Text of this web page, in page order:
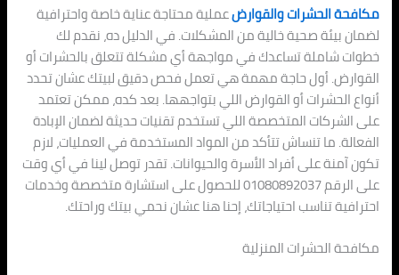
مكافحة الحشرات والقوارضعملية محتاجة عناية خاصة واحترافية
لضمان بيئة صحية خالية من المشكلات. في الدليل ده، نقدم لك
خطوات شاملة تساعدك في مواجهة أي مشكلة تتعلق بالحشرات أو
القوارض. أول حاجة مهمة هي تعمل فحص دقيق لبيتك عشان تحدد
أنواع الحشرات أو القوارض اللي بتواجهها. بعد كده، ممكن تعتمد
على الشركات المتخصصة اللي تستخدم تقنيات حديثة لضمان الإبادة
الفعالة. ما تنساش تتأكد من المواد المستخدمة في العمليات، لازم
تكون آمنة على أفراد الأسرة والحيوانات. تقدر توصل لينا في أي وقت
على الرقم 01080892037 للحصول على استشارة متخصصة وخدمات
احترافية تناسب احتياجاتك، إحنا هنا عشان نحمي بيتك وراحتك.
مكافحة الحشرات المنزلية